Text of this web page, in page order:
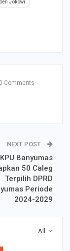
Jokowi
0 Comments
NEXT POST
KPU Banyumas
50 Caleg
Terpilih DPRD
Periode
2024-2029
All